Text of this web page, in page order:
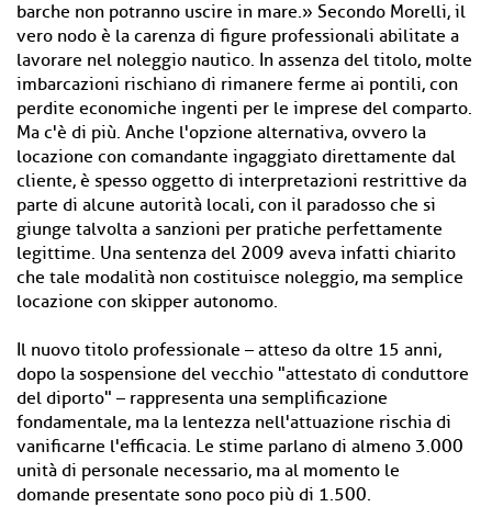
barche non potranno uscire in mare.» Secondo Morelli, il
vero nodo è la carenza di figure professionali abilitate a
lavorare nel noleggio nautico. In assenza del titolo, molte
imbarcazioni rischiano di rimanere ferme ai pontili, con
perdite economiche ingenti per le imprese del comparto.
Ma c'è di più. Anche l'opzione alternativa, ovvero la
locazione con comandante ingaggiato direttamente dal
cliente, è spesso oggetto di interpretazioni restrittive da
parte di alcune autorità locali, con il paradosso che si
giunge talvolta a sanzioni per pratiche perfettamente
legittime. Una sentenza del 2009 aveva infatti chiarito
che tale modalità non costituisce noleggio, ma semplice
locazione con skipper autonomo.
Il nuovo titolo professionale – atteso da oltre 15 anni,
dopo la sospensione del vecchio "attestato di conduttore
del diporto" – rappresenta una semplificazione
fondamentale, ma la lentezza nell'attuazione rischia di
vanificarne l'efficacia. Le stime parlano di almeno 3.000
unità di personale necessario, ma al momento le
domande presentate sono poco più di 1.500.